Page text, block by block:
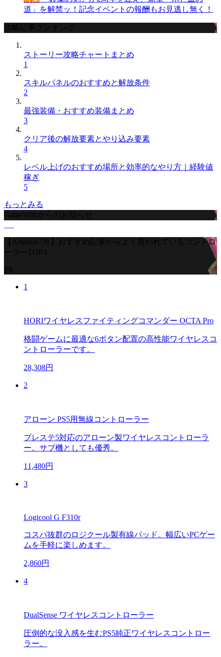
道」を解禁ッ！記念イベントの報酬もお見逃し無く！
攻略記事ランキング
ストーリー攻略チャートまとめ
1
スキルパネルのおすすめと解放条件
2
最強装備・おすすめ装備まとめ
3
クリア後の解放要素とやり込み要素
4
レベル上げのおすすめ場所と効率的なやり方｜経験値
稼ぎ
5
もっとみる
GameWithからのお知らせ
【Amazon7月】おすすめ記事からよく買われているコントロ
ーラーTOP4
PR
1
HORIワイヤレスファイティングコマンダー OCTA Pro
格闘ゲームに最適な6ボタン配置の高性能ワイヤレスコ
ントローラーです。
28,308円
2
アローン PS5用無線コントローラー
プレステ5対応のアローン製ワイヤレスコントローラ
ー。サブ機としても優秀。
11,480円
3
Logicool G F310r
コスパ抜群のロジクール製有線パッド。幅広いPCゲー
ムを手軽に楽しめます。
2,860円
4
DualSense ワイヤレスコントローラー
圧倒的な没入感を生むPS5純正ワイヤレスコントロー
ラー。